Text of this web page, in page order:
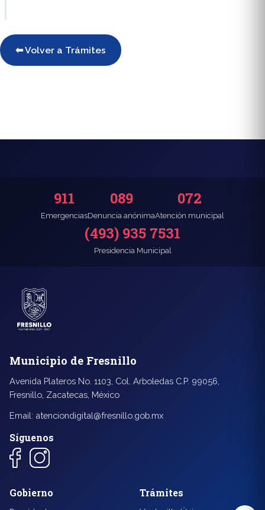
⬅ Volver a Trámites
911
Emergencias
089
Denuncia anónima
072
Atención municipal
(493) 935 7531
Presidencia Municipal
Municipio de Fresnillo
Avenida Plateros No. 1103, Col. Arboledas C.P. 99056,
Fresnillo, Zacatecas, México
Email: atenciondigital@fresnillo.gob.mx
Síguenos
Gobierno Trámites